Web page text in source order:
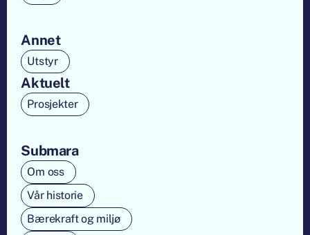
Annet
Utstyr
Aktuelt
Prosjekter
Submara
Om oss
Vår historie
Bærekraft og miljø